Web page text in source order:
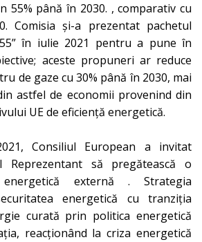
55% până în 2030. , comparativ cu
Comisia și-a prezentat pachetul
în iulie 2021 pentru a pune în
aceste propuneri ar reduce
de gaze cu 30% până în 2030, mai
astfel de economii provenind din
UE de eficiență energetică.
Consiliul European a invitat
Reprezentant să pregătească o
externă . Strategia
energetică cu tranziția
curată prin politica energetică
reacționând la criza energetică